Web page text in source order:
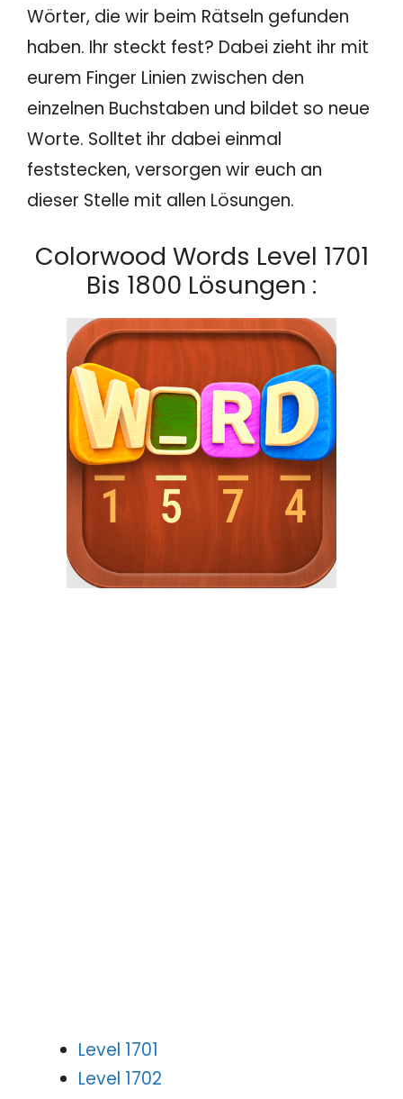
Wörter, die wir beim Rätseln gefunden
haben. Ihr steckt fest? Dabei zieht ihr mit
eurem Finger Linien zwischen den
einzelnen Buchstaben und bildet so neue
Worte. Solltet ihr dabei einmal
feststecken, versorgen wir euch an
dieser Stelle mit allen Lösungen.
Colorwood Words Level 1701
Bis 1800 Lösungen :
Level 1701
Level 1702